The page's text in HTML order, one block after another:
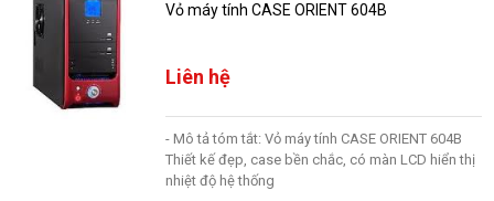
Vỏ máy tính CASE ORIENT 604B
Liên hệ
- Mô tả tóm tắt: Vỏ máy tính CASE ORIENT 604B
Thiết kế đẹp, case bền chắc, có màn LCD hiển thị
nhiệt độ hệ thống